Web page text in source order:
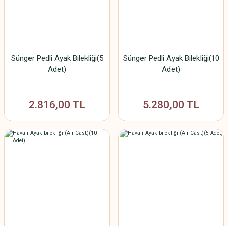
Sünger Pedli Ayak Bilekliği(5
Adet)
2.816,00 TL
Sünger Pedli Ayak Bilekliği(10
Adet)
5.280,00 TL